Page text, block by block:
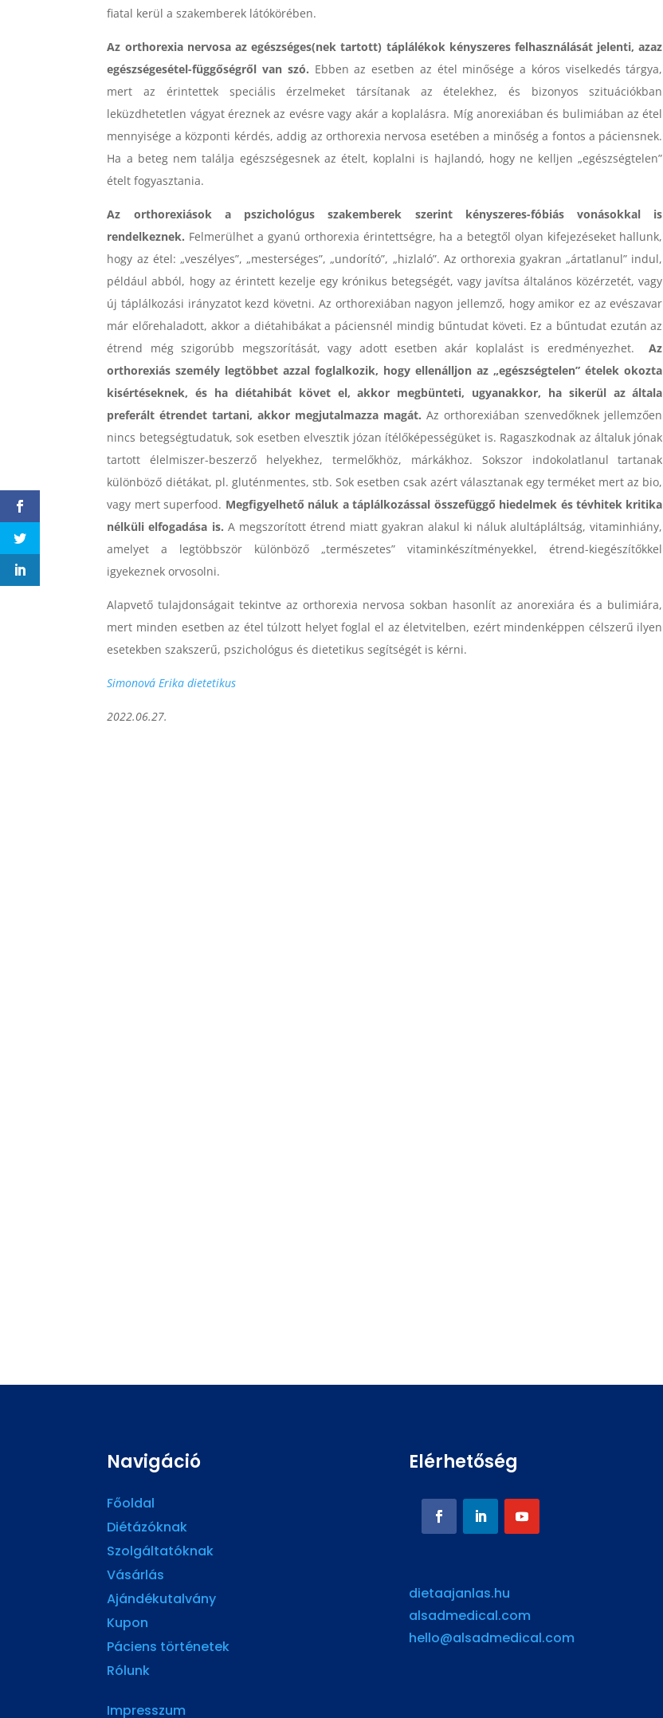
fiatal kerül a szakemberek látókörében.
Az orthorexia nervosa az egészséges(nek tartott) táplálékok kényszeres felhasználását jelenti, azaz
egészségesétel-függőségről van szó. Ebben az esetben az étel minősége a kóros viselkedés tárgya,
mert az érintettek speciális érzelmeket társítanak az ételekhez, és bizonyos szituációkban
leküzdhetetlen vágyat éreznek az evésre vagy akár a koplalásra. Míg anorexiában és bulimiában az étel
mennyisége a központi kérdés, addig az orthorexia nervosa esetében a minőség a fontos a páciensnek.
Ha a beteg nem találja egészségesnek az ételt, koplalni is hajlandó, hogy ne kelljen „egészségtelen”
ételt fogyasztania.
Az orthorexiások a pszichológus szakemberek szerint kényszeres-fóbiás vonásokkal is
rendelkeznek. Felmerülhet a gyanú orthorexia érintettségre, ha a betegtől olyan kifejezéseket hallunk,
hogy az étel: „veszélyes”, „mesterséges”, „undorító”, „hizlaló”. Az orthorexia gyakran „ártatlanul” indul,
például abból, hogy az érintett kezelje egy krónikus betegségét, vagy javítsa általános közérzetét, vagy
új táplálkozási irányzatot kezd követni. Az orthorexiában nagyon jellemző, hogy amikor ez az evészavar
már előrehaladott, akkor a diétahibákat a páciensnél mindig bűntudat követi. Ez a bűntudat ezután az
étrend még szigorúbb megszorítását, vagy adott esetben akár koplalást is eredményezhet.Az
orthorexiás személy legtöbbet azzal foglalkozik, hogy ellenálljon az „egészségtelen” ételek okozta
kisértéseknek, és ha diétahibát követ el, akkor megbünteti, ugyanakkor, ha sikerül az általa
preferált étrendet tartani, akkor megjutalmazza magát. Az orthorexiában szenvedőknek jellemzően
nincs betegségtudatuk, sok esetben elvesztik józan ítélőképességüket is. Ragaszkodnak az általuk jónak
tartott élelmiszer-beszerző helyekhez, termelőkhöz, márkákhoz. Sokszor indokolatlanul tartanak
különböző diétákat, pl. gluténmentes, stb. Sok esetben csak azért választanak egy terméket mert az bio,
vagy mert superfood. Megfigyelhető náluk a táplálkozással összefüggő hiedelmek és tévhitek kritika
nélküli elfogadása is. A megszorított étrend miatt gyakran alakul ki náluk alultápláltság, vitaminhiány,
amelyet a legtöbbször különböző „természetes” vitaminkészítményekkel, étrend-kiegészítőkkel
igyekeznek orvosolni.
Alapvető tulajdonságait tekintve az orthorexia nervosa sokban hasonlít az anorexiára és a bulimiára,
mert minden esetben az étel túlzott helyet foglal el az életvitelben, ezért mindenképpen célszerű ilyen
esetekben szakszerű, pszichológus és dietetikus segítségét is kérni.
Simonová Erika dietetikus
2022.06.27.
Navigáció
Főoldal
Diétázóknak
Szolgáltatóknak
Vásárlás
Ajándékutalvány
Kupon
Páciens történetek
Rólunk
Impresszum
Elérhetőség
dietaajanlas.hu
alsadmedical.com
hello@alsadmedical.com